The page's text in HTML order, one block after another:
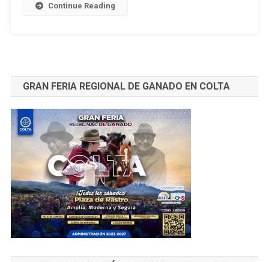
Continue Reading
GRAN FERIA REGIONAL DE GANADO EN COLTA